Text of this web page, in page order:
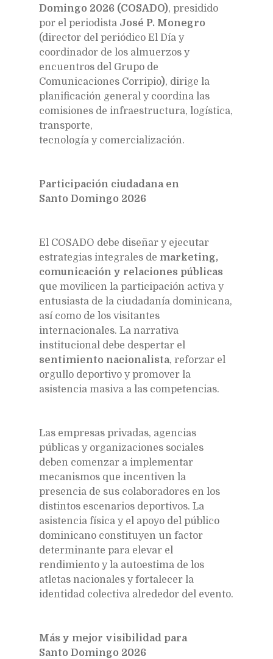
Domingo 2026 (COSADO), presidido
por el periodista José P. Monegro
(director del periódico El Día y
coordinador de los almuerzos y
encuentros del Grupo de
Comunicaciones Corripio), dirige la
planificación general y coordina las
comisiones de infraestructura, logística,
transporte,
tecnología y comercialización.
Participación ciudadana en
Santo Domingo 2026
El COSADO debe diseñar y ejecutar
estrategias integrales de marketing,
comunicación y relaciones públicas
que movilicen la participación activa y
entusiasta de la ciudadanía dominicana,
así como de los visitantes
internacionales. La narrativa
institucional debe despertar el
sentimiento nacionalista, reforzar el
orgullo deportivo y promover la
asistencia masiva a las competencias.
Las empresas privadas, agencias
públicas y organizaciones sociales
deben comenzar a implementar
mecanismos que incentiven la
presencia de sus colaboradores en los
distintos escenarios deportivos. La
asistencia física y el apoyo del público
dominicano constituyen un factor
determinante para elevar el
rendimiento y la autoestima de los
atletas nacionales y fortalecer la
identidad colectiva alrededor del evento.
Más y mejor visibilidad para
Santo Domingo 2026